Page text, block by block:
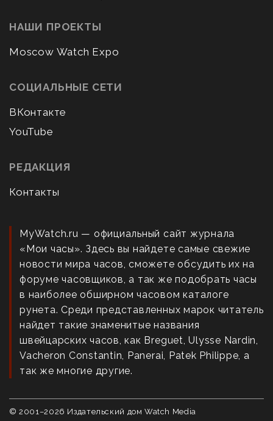
НАШИ ПРОЕКТЫ
Moscow Watch Expo
СОЦИАЛЬНЫЕ СЕТИ
ВКонтакте
YouTube
РЕДАКЦИЯ
Контакты
MyWatch.ru — официальный сайт журнала
«Мои часы». Здесь вы найдете самые свежие
новости мира часов, сможете обсудить их на
форуме часовщиков, а так же подобрать часы
в наиболее обширном часовом каталоге
рунета. Среди представленных марок читатель
найдет такие знаменитые названия
швейцарских часов, как Breguet, Ulysse Nardin,
Vacheron Constantin, Panerai, Patek Philippe, а
так же многие другие.
© 2001–2026 Издательский дом Watch Media